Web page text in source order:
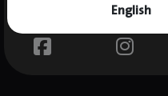
English
Place of birth : USA